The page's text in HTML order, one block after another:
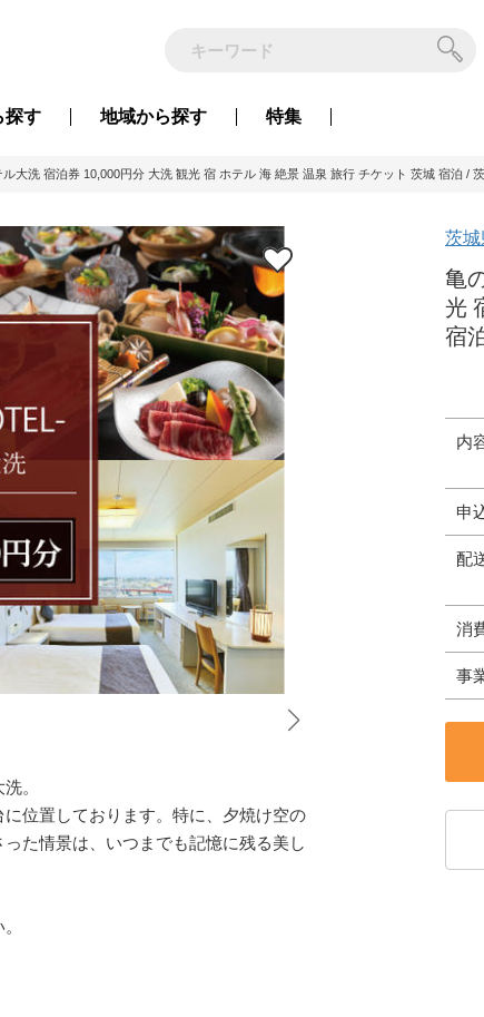
探す 地域から探す 特集
ル大洗 宿泊券 10,000円分 大洗 観光 宿 ホテル 海 絶景 温泉 旅行 チケット 茨城 宿泊 /
茨
亀
光
宿
内
申
配
消
事
。
位置しております。特に、夕焼け空の
た情景は、いつまでも記憶に残る美し